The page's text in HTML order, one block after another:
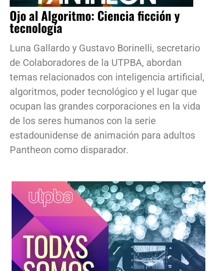
Ojo al Algoritmo: Ciencia ficción y
tecnología
Luna Gallardo y Gustavo Borinelli, secretario
de Colaboradores de la UTPBA, abordan
temas relacionados con inteligencia artificial,
algoritmos, poder tecnológico y el lugar que
ocupan las grandes corporaciones en la vida
de los seres humanos con la serie
estadounidense de animación para adultos
Pantheon como disparador.